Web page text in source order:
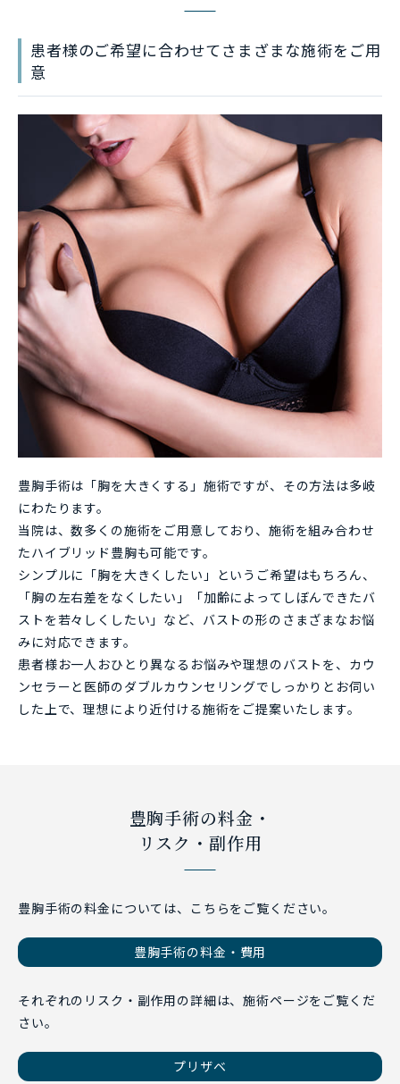
患者様のご希望に合わせてさまざまな施術をご用
意
豊胸手術は「胸を大きくする」施術ですが、その方法は多岐
にわたります。
当院は、数多くの施術をご用意しており、施術を組み合わせ
たハイブリッド豊胸も可能です。
シンプルに「胸を大きくしたい」というご希望はもちろん、
「胸の左右差をなくしたい」「加齢によってしぼんできたバ
ストを若々しくしたい」など、バストの形のさまざまなお悩
みに対応できます。
患者様お一人おひとり異なるお悩みや理想のバストを、カウ
ンセラーと医師のダブルカウンセリングでしっかりとお伺い
した上で、理想により近付ける施術をご提案いたします。
豊胸手術の料金・
リスク・副作用
豊胸手術の料金については、こちらをご覧ください。
豊胸手術の料金・費用
それぞれのリスク・副作用の詳細は、施術ページをご覧くだ
さい。
プリザベ